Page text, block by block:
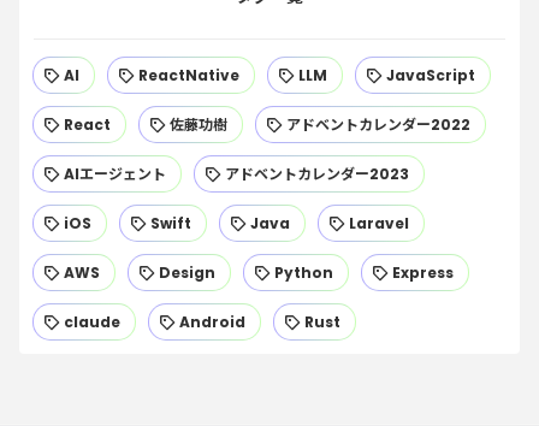
AI ReactNative LLM JavaScript
React 佐藤功樹 アドベントカレンダー2022
AIエージェント アドベントカレンダー2023
iOS Swift Java Laravel
AWS Design Python Express
claude Android Rust